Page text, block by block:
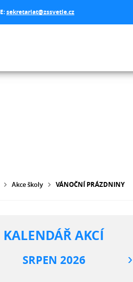
E:sekretariat@zssvetle.cz
Akce školy VÁNOČNÍ PRÁZDNINY
KALENDÁŘ AKCÍ
SRPEN 2026